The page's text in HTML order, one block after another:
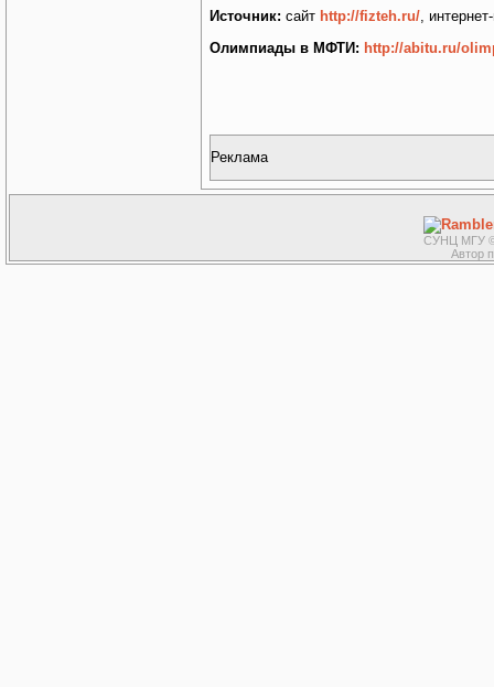
Источник: сайт http://fizteh.ru/,
Олимпиады в МФТИ: http://abitu.ru/
Реклама
СУНЦ МГУ ©
Автор